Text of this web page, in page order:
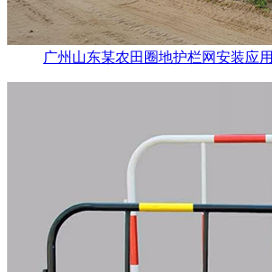
广州山东某农田圈地护栏网安装应用